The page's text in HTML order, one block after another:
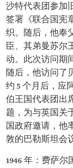
沙特代表团参加
签署《联合国宪
织。随后，他奉
臣、其弟曼苏尔
动。此次访问期
随后，他访问了
约 5 个月后，应
伯王国代表团出
题，为与英国关
国政府邀请，他
敦的巴勒斯坦会
1946 年：费萨尔